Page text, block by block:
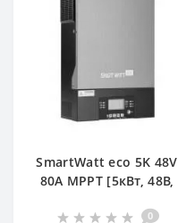
SmartWatt eco 5K 48V
80A MPPT [5кВт, 48В,
0